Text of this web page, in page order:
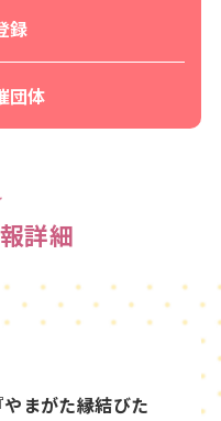
録
団体
詳細
まがた縁結びた